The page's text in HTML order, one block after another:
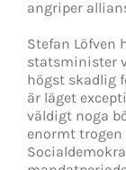
angriper
Stefan Löfven
statsminister
högst skadlig
är läget
väldigt noga
enormt